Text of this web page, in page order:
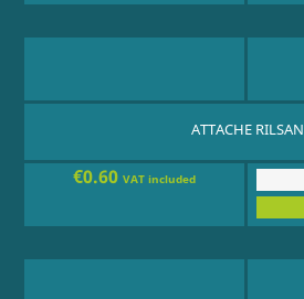
ATTACHE RILSAN
€0.60VAT included